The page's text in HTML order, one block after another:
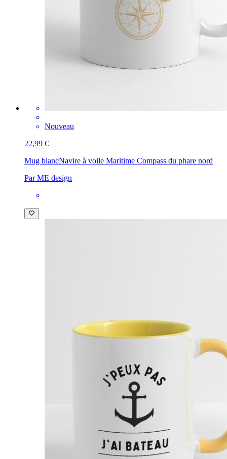
Nouveau
22,99 €
Mug blancNavire à voile Maritime Compass du phare nord
Par ME design